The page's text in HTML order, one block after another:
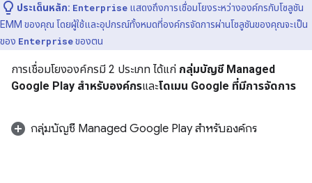
ประเด็นหลัก: Enterprise แสดงถึงการเชื่อมโยงระหว่างองค์กรกับโซลูชัน
EMM ของคุณ โดยผู้ใช้และอุปกรณ์ทั้งหมดที่องค์กรจัดการผ่านโซลูชันของคุณจะเป็น
ของ Enterpriseของตน
การเชื่อมโยงองค์กรมี 2 ประเภท ได้แก่ กลุ่มบัญชี Managed
Google Play สำหรับองค์กรและโดเมน Google ที่มีการจัดการ
กลุ่มบัญชี Managed Google Play สำหรับองค์กร